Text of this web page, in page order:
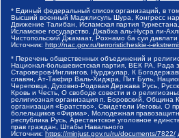
* Единый федеральный список организаций, в
Высший военный Маджлисуль Шура, Конгресс
Движение Талибан, Исламская партия
Исламское государство, Джабха аль-Нусра ли-
Чистопольский Джамаат, Рохнамо ба суи
Источник: http://nac.gov.ru/terroristicheskie-i-
* Перечень общественных объединений и
Национал-большевистская партия, ВЕК РА, Рада
Староверов-Инглингов, Нурджулар, К
славян, Ат-Такфир Валь-Хиджра, Пит Буль,
Череповца, Духовно-Родовая Держава Русь,
Кровь и Честь, О свободе совести и о
религиозная организация п. Боровский, Община
организация «Братство», Свидетели Иеговы, О
болельщиков «Фирма», Молодежная
республика Русь, Арестантское уголовное
прав граждан, Штабы Навального
Источник: https://minjust.gov.ru/ru/documents/7822/